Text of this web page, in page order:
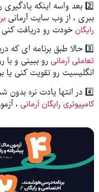
2️⃣ بعد واسه اینکه
ببری ، از وب سایت آرمانی
رایگان خودت رو دریافت
3️⃣ حالا طبق برنامه ای که دریافت کردی لازمه
تعاملی آرمانی رو ببینی و
انگلیسیت رو تقویت کنی یا
4️⃣ در انتها یادت نره بدون شبیه سازی فضای
کامپیوتری رایگان آرمانی ،